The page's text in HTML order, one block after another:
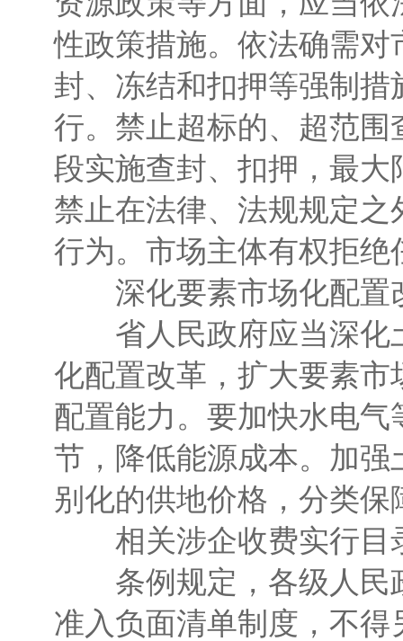
性政策措施。依法确需
封、冻结和扣押等强制
行。禁止超标的、超范
段实施查封、扣押，最
禁止在法律、法规规定
行为。市场主体有权拒绝
深化要素市场化配置
省人民政府应当深化
化配置改革，扩大要素
配置能力。要加快水电
节，降低能源成本。加
别化的供地价格，分类
相关涉企收费实行目
条例规定，各级人民
准入负面清单制度，不